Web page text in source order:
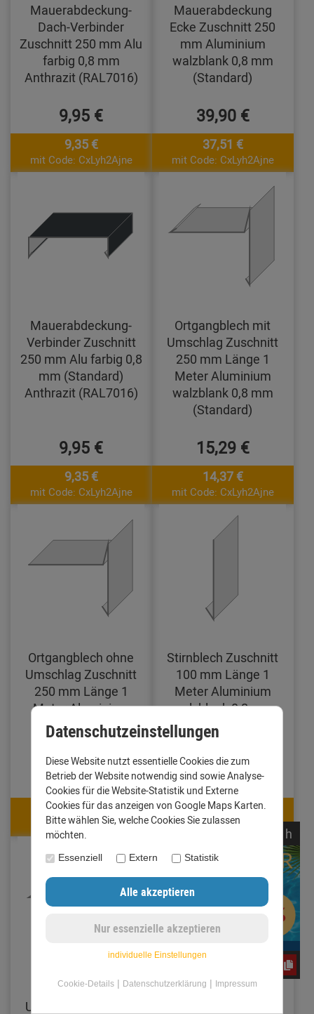
Mauerabdeckung-
Dach-Verbinder
Zuschnitt 250 mm Alu
farbig 0,8 mm
Anthrazit (RAL7016)
9,95 €
9,35 €
mit Code: CxLyh2Ajne
Mauerabdeckung
Ecke Zuschnitt 250
mm Aluminium
walzblank 0,8 mm
(Standard)
39,90 €
37,51 €
mit Code: CxLyh2Ajne
Mauerabdeckung-
Verbinder Zuschnitt
250 mm Alu farbig 0,8
mm (Standard)
Anthrazit (RAL7016)
9,95 €
9,35 €
mit Code: CxLyh2Ajne
Ortgangblech mit
Umschlag Zuschnitt
250 mm Länge 1
Meter Aluminium
walzblank 0,8 mm
(Standard)
15,29 €
14,37 €
mit Code: CxLyh2Ajne
Ortgangblech ohne
Umschlag Zuschnitt
250 mm Länge 1
Meter Aluminium
walzblank 0,8 mm
(Standard)
14,10 €
13,26 €
mit Code: CxLyh2Ajne
Stirnblech Zuschnitt
100 mm Länge 1
Meter Aluminium
walzblank 0,8 mm
(Standard)
5,76 €
5,41 €
mit Code: CxLyh2Ajne
Traufblech mit
Umschlag Zuschnitt
Traufblech ohne
h
Datenschutzeinstellungen
Diese Website nutzt essentielle Cookies die zum
Betrieb der Website notwendig sind sowie Analyse-
Cookies für die Website-Statistik und Externe
Cookies für das anzeigen von Google Maps Karten.
Bitte wählen Sie, welche Cookies Sie zulassen
möchten.
Essenziell Extern Statistik
individuelle Einstellungen
Cookie-Details| Datenschutzerklärung | Impressum